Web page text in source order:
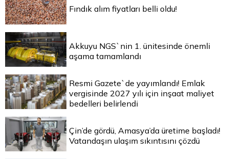
Fındık alım fiyatları belli oldu!
Akkuyu NGS`nin 1. ünitesinde önemli
aşama tamamlandı
Resmi Gazete`de yayımlandı! Emlak
vergisinde 2027 yılı için inşaat maliyet
bedelleri belirlendi
Çin’de gördü, Amasya’da üretime başladı!
Vatandaşın ulaşım sıkıntısını çözdü